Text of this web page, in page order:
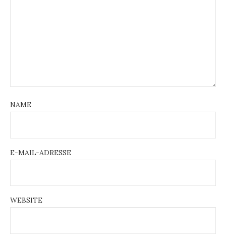
NAME
E-MAIL-ADRESSE
WEBSITE